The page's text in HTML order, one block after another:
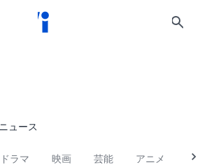
ュース
ドラマ 映画 芸能 アニメ